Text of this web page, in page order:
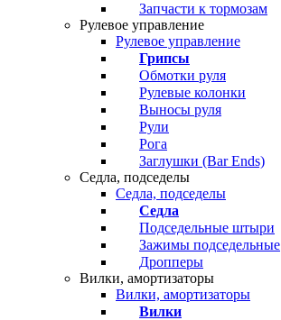
Запчасти к тормозам
Рулевое управление
Рулевое управление
Грипсы
Обмотки руля
Рулевые колонки
Выносы руля
Рули
Рога
Заглушки (Bar Ends)
Седла, подседелы
Седла, подседелы
Седла
Подседельные штыри
Зажимы подседельные
Дропперы
Вилки, амортизаторы
Вилки, амортизаторы
Вилки